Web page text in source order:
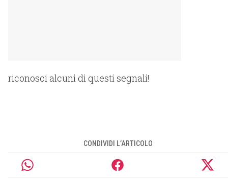
riconosci alcuni di questi segnali!
CONDIVIDI L’ARTICOLO